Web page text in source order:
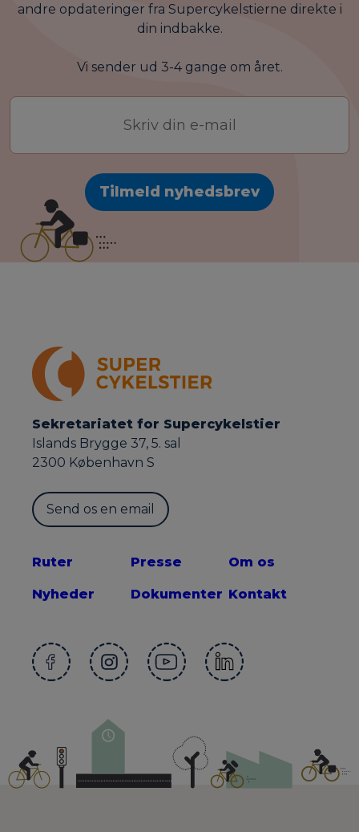
andre opdateringer fra Supercykelstierne direkte i
din indbakke.
Vi sender ud 3-4 gange om året.
E-
Sekretariatet for Supercykelstier
Islands Brygge 37, 5. sal
2300 København S
Send os en email
Ruter
Nyheder
Presse
Dokumenter
Om os
Kontakt